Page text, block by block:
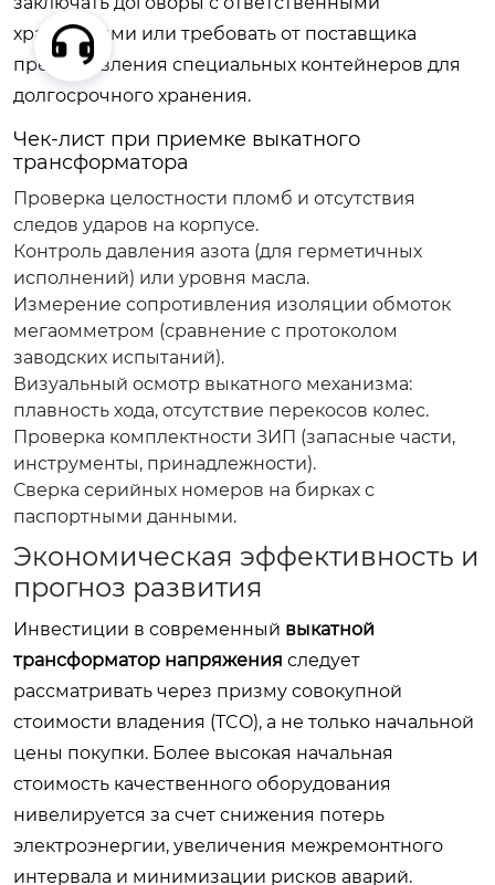
хранителями или требовать от поставщика
предоставления специальных контейнеров для
долгосрочного хранения.
Чек-лист при приемке выкатного
трансформатора
Проверка целостности пломб и отсутствия
следов ударов на корпусе.
Контроль давления азота (для герметичных
исполнений) или уровня масла.
Измерение сопротивления изоляции обмоток
мегаомметром (сравнение с протоколом
заводских испытаний).
Визуальный осмотр выкатного механизма:
плавность хода, отсутствие перекосов колес.
Проверка комплектности ЗИП (запасные части,
инструменты, принадлежности).
Сверка серийных номеров на бирках с
паспортными данными.
Экономическая эффективность и
прогноз развития
Инвестиции в современный выкатной
трансформатор напряжения следует
рассматривать через призму совокупной
стоимости владения (TCO), а не только начальной
цены покупки. Более высокая начальная
стоимость качественного оборудования
нивелируется за счет снижения потерь
электроэнергии, увеличения межремонтного
интервала и минимизации рисков аварий.